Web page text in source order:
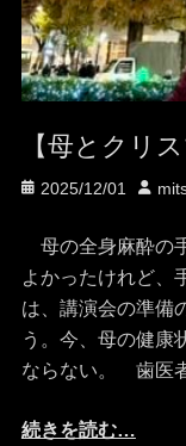
【母とクリ
投 2025/12/01
投
者
母の全身麻酔の
よかったけれど、
は、講演会の準備
う。今、母の健康
ならない。 歯医
続きを読む…